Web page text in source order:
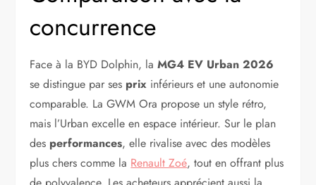
concurrence
Face à la BYD Dolphin, laMG4 EV Urban 2026
se distingue par ses prix inférieurs et une autonomie
comparable. La GWM Ora propose un style rétro,
mais l’Urban excelle en espace intérieur. Sur le plan
des performances, elle rivalise avec des modèles
plus chers comme la Renault Zoé, tout en offrant plus